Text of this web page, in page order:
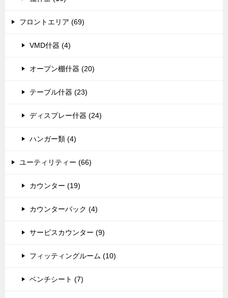
フロントエリア (69)
VMD什器 (4)
オープン棚什器 (20)
テーブル什器 (23)
ディスプレー什器 (24)
ハンガー類 (4)
ユーティリティー (66)
カウンター (19)
カウンターバック (4)
サービスカウンター (9)
フィッティングルーム (10)
ベンチシート (7)